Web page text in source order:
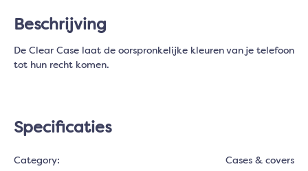
Beschrijving
De Clear Case laat de oorspronkelijke kleuren van je telefoon
tot hun recht komen.
Specificaties
Category: Cases & covers